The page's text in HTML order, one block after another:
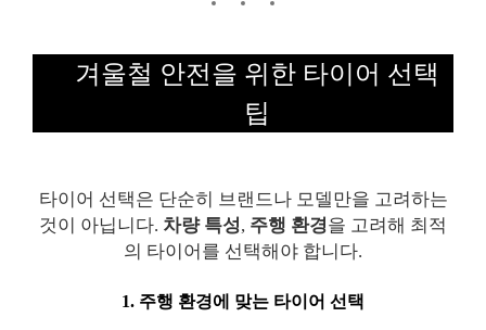
겨울철 안전을 위한 타이어 선택
팁
타이어 선택은 단순히 브랜드나 모델만을 고려하는
것이 아닙니다. 차량 특성, 주행 환경을 고려해 최적
의 타이어를 선택해야 합니다.
1. 주행 환경에 맞는 타이어 선택